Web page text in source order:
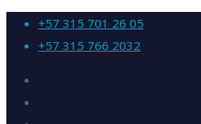
+57 315 701 26 05
+57 315 766 2032